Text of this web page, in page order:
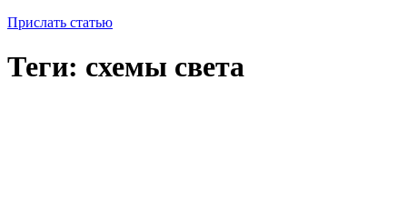
Прислать статью
Теги: схемы света